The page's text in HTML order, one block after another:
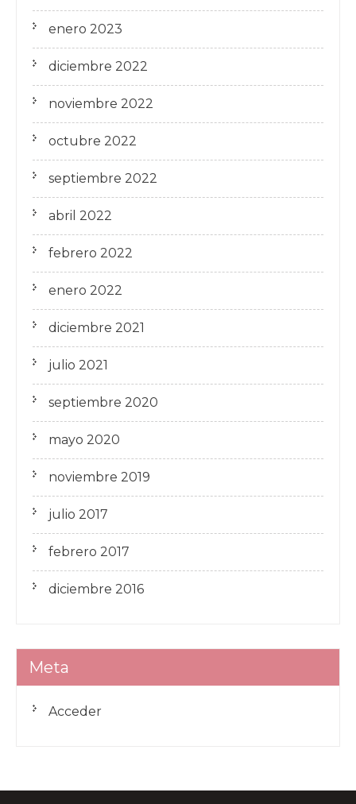
enero 2023
diciembre 2022
noviembre 2022
octubre 2022
septiembre 2022
abril 2022
febrero 2022
enero 2022
diciembre 2021
julio 2021
septiembre 2020
mayo 2020
noviembre 2019
julio 2017
febrero 2017
diciembre 2016
Meta
Acceder